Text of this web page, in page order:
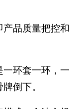
产品质量把控和
环套一环，一
倒下。